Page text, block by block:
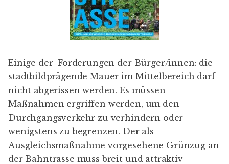
Einige der Forderungen der Bürger/innen: die
stadtbildprägende Mauer im Mittelbereich darf
nicht abgerissen werden. Es müssen
Maßnahmen ergriffen werden, um den
Durchgangsverkehr zu verhindern oder
wenigstens zu begrenzen. Der als
Ausgleichsmaßnahme vorgesehene Grünzug an
der Bahntrasse muss breit und attraktiv